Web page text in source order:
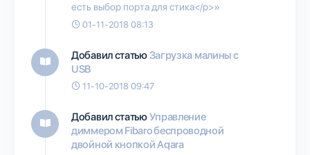
есть выбор порта для стика</p>»
01-11-2018 08:13
Добавил статьюЗагрузка малины с
USB
11-10-2018 09:47
Добавил статьюУправление
диммером Fibaro беспроводной
двойной кнопкой Aqara